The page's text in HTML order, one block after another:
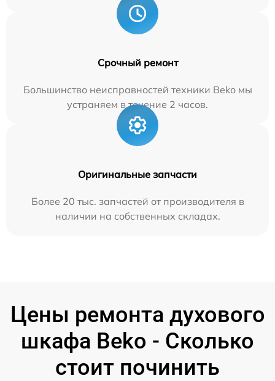
Срочный ремонт
Большинство неисправностей техники Beko мы
устраняем в течение 2 часов.
Оригинальные запчасти
Более 20 тыс. запчастей от производителя в
наличии на собственных складах.
Цены ремонта духового
шкафа Beko - Сколько
стоит починить